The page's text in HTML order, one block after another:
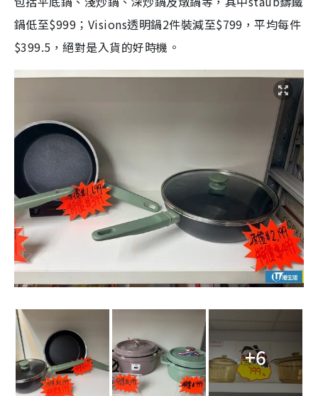
鍋低至$999；Visions透明鍋2件裝減至$799，平均每件
$399.5，絕對是入貨的好時機。
+6